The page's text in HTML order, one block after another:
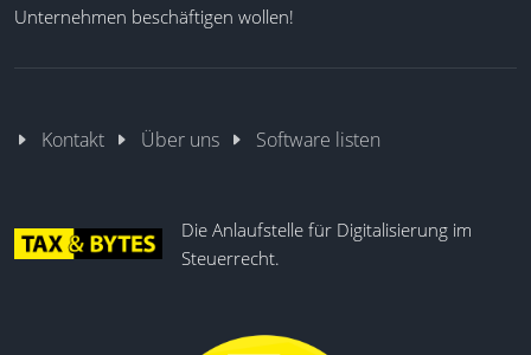
Unternehmen beschäftigen wollen!
Kontakt Über uns Software listen
Die Anlaufstelle für Digitalisierung im
Steuerrecht.